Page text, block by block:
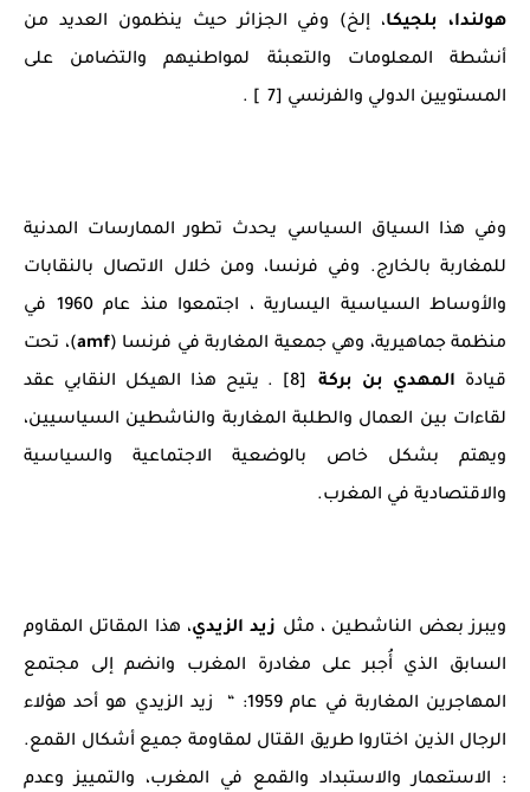
هولندا، بلجيكا، إلخ) وفي الجزائر حيث ينظمون العديد من
أنشطة المعلومات والتعبئة لمواطنيهم والتضامن على
المستويين الدولي والفرنسي [7 ] .
وفي هذا السياق السياسي يحدث تطور الممارسات المدنية
للمغاربة بالخارج. وفي فرنسا، ومن خلال الاتصال بالنقابات
والأوساط السياسية اليسارية ، اجتمعوا منذ عام 1960 في
منظمة جماهيرية، وهي جمعية المغاربة في فرنسا (amf)، تحت
قيادة المهدي بن بركة
[8] . يتيح هذا الهيكل النقابي عقد
لقاءات بين العمال والطلبة المغاربة والناشطين السياسيين،
ويهتم بشكل خاص بالوضعية الاجتماعية والسياسية
والاقتصادية في المغرب.
ويبرز بعض الناشطين ، مثل زيد الزيدي، هذا المقاتل المقاوم
السابق الذي أُجبر على مغادرة المغرب وانضم إلى مجتمع
المهاجرين المغاربة في عام 1959: “ زيد الزيدي هو أحد هؤلاء
الرجال الذين اختاروا طريق القتال لمقاومة جميع أشكال القمع.
: الاستعمار والاستبداد والقمع في المغرب، والتمييز وعدم